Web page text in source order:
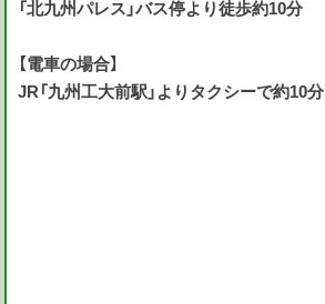
「北九州パレス」バス停より徒歩約10分
【電車の場合】
JR「九州工大前駅」よりタクシーで約10分